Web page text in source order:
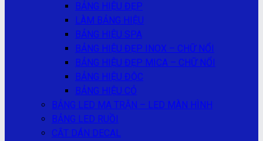
BẢNG HIỆU ĐẸP
LÀM BẢNG HIỆU
BẢNG HIỆU SPA
BẢNG HIỆU ĐẸP INOX – CHỮ NỔI
BẢNG HIỆU ĐẸP MICA – CHỮ NỔI
BẢNG HIỆU ĐỘC
BẢNG HIỆU CỎ
BẢNG LED MA TRẬN – LED MÀN HÌNH
BẢNG LED RUỒI
CẮT DÁN DECAL